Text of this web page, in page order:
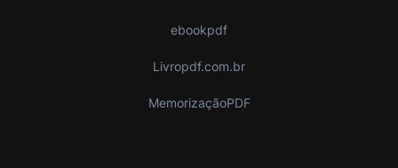
ebookpdf
Livropdf.com.br
MemorizaçãoPDF